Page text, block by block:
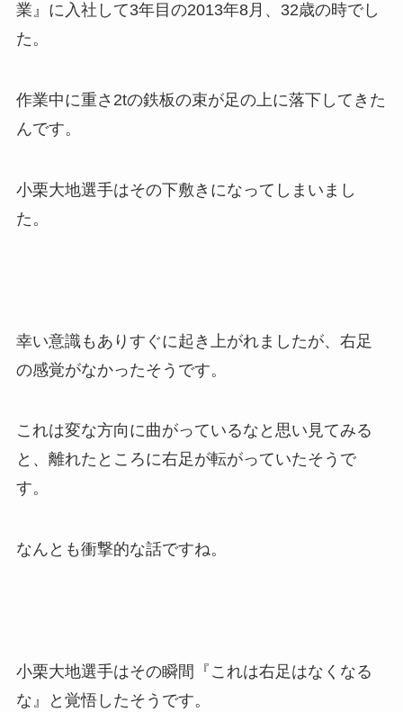
業』に入社して3年目の2013年8月、32歳の時でし
た。
作業中に重さ2tの鉄板の束が足の上に落下してきた
んです。
小栗大地選手はその下敷きになってしまいまし
た。
幸い意識もありすぐに起き上がれましたが、右足
の感覚がなかったそうです。
これは変な方向に曲がっているなと思い見てみる
と、離れたところに右足が転がっていたそうで
す。
なんとも衝撃的な話ですね。
小栗大地選手はその瞬間『これは右足はなくなる
な』と覚悟したそうです。